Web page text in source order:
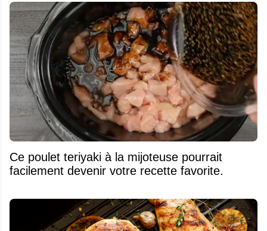
Ce poulet teriyaki à la mijoteuse pourrait
facilement devenir votre recette favorite.